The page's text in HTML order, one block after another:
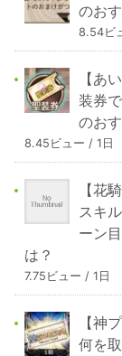
のお
8.54ビ
【あ
装券
のお
8.45ビュー / 1日
【花
スキ
ーン
は？
7.75ビュー / 1日
【神
何を